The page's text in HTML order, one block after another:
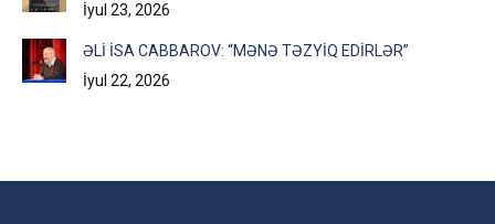
İyul 23, 2026
ƏLİ İSA CABBAROV: “MƏNƏ TƏZYİQ EDİRLƏR”
İyul 22, 2026